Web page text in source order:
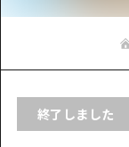
お
終了しました